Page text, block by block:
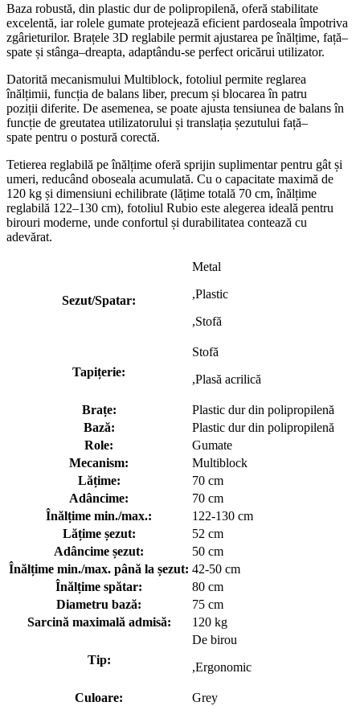
Baza robustă, din plastic dur de polipropilenă, oferă stabilitate
excelentă, iar rolele gumate protejează eficient pardoseala împotriva
zgârieturilor. Brațele 3D reglabile permit ajustarea pe înălțime, față–
spate și stânga–dreapta, adaptându-se perfect oricărui utilizator.
Datorită mecanismului Multiblock, fotoliul permite reglarea
înălțimii, funcția de balans liber, precum și blocarea în patru
poziții diferite. De asemenea, se poate ajusta tensiunea de balans în
funcție de greutatea utilizatorului și translația șezutului față–
spate pentru o postură corectă.
Tetierea reglabilă pe înălțime oferă sprijin suplimentar pentru gât și
umeri, reducând oboseala acumulată. Cu o capacitate maximă de
120 kg și dimensiuni echilibrate (lățime totală 70 cm, înălțime
reglabilă 122–130 cm), fotoliul Rubio este alegerea ideală pentru
birouri moderne, unde confortul și durabilitatea contează cu
adevărat.
Sezut/Spatar:
Metal
,Plastic
,Stofă
Tapițerie:
Stofă
,Plasă acrilică
Brațe:
Plastic dur din polipropilenă
Bază:
Plastic dur din polipropilenă
Role:
Gumate
Mecanism:
Multiblock
Lățime:
70 cm
Adâncime:
70 cm
Înălțime min./max.:
122-130 cm
Lățime șezut:
52 cm
Adâncime șezut:
50 cm
Înălțime min./max. până la șezut: 42-50 cm
Înălțime spătar:
80 cm
Diametru bază:
75 cm
Sarcină maximală admisă:
120 kg
Tip:
De birou
,Ergonomic
Culoare:
Grey